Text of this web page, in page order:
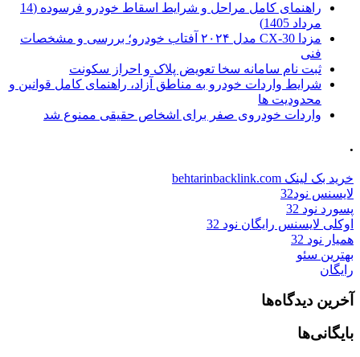
راهنمای کامل مراحل و شرایط اسقاط خودرو فرسوده (14
مرداد 1405)
مزدا CX-30 مدل ۲۰۲۴ آفتاب خودرو؛ بررسی و مشخصات
فنی
ثبت نام سامانه سخا تعویض پلاک و احراز سکونت
شرایط واردات خودرو به مناطق آزاد، راهنمای کامل قوانین و
محدودیت ها
واردات خودروی صفر برای اشخاص حقیقی ممنوع شد
.
خرید بک لینک behtarinbacklink.com
لایسنس نود32
پسورد نود 32
اوکلی لایسنس رایگان نود 32
همیار نود 32
بهترین سئو
رایگان
آخرین دیدگاه‌ها
بایگانی‌ها